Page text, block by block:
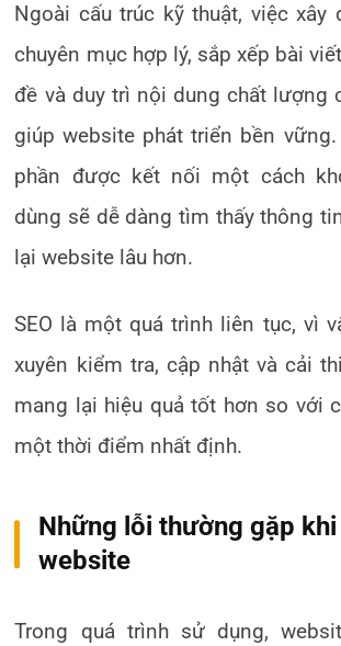
Ngoài cấu trúc kỹ thuật, việc xây
chuyên mục hợp lý, sắp xếp bài
đề và duy trì nội dung chất lượng
giúp website phát triển bền
phần được kết nối một cách
dùng sẽ dễ dàng tìm thấy thông
lại website lâu hơn.
SEO là một quá trình liên tục, vì
xuyên kiểm tra, cập nhật và cải
mang lại hiệu quả tốt hơn so với
một thời điểm nhất định.
Những lỗi thường gặp khi
website
Trong quá trình sử dụng,